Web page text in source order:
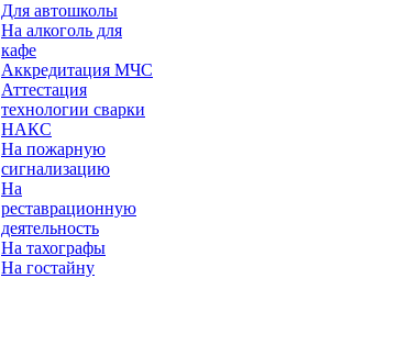
Для автошколы
На алкоголь для
кафе
Аккредитация МЧС
Аттестация
технологии сварки
НАКС
На пожарную
сигнализацию
На
реставрационную
деятельность
На тахографы
На гостайну